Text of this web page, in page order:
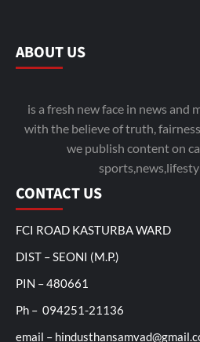
ABOUT US
is a fresh new face in news and
with the believe of truth,
we publish content on
CONTACT US
FCI ROAD KASTURBA WARD
DIST – SEONI (M.P.)
PIN – 480661
Ph – 094251-21136
email –